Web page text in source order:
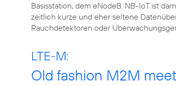
Basisstation, dem eNodeB. NB-IoT ist
zeitlich kurze und eher seltene
Rauchdetektoren oder
LTE-M:
Old fashion M2M